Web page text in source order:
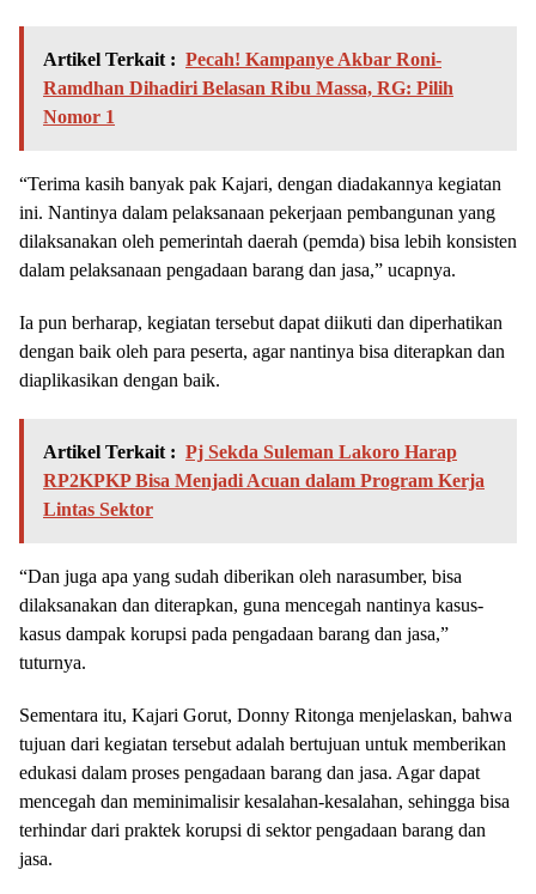
Artikel Terkait : Pecah! Kampanye Akbar Roni-
Ramdhan Dihadiri Belasan Ribu Massa, RG: Pilih
Nomor 1
“Terima kasih banyak pak Kajari, dengan diadakannya kegiatan
ini. Nantinya dalam pelaksanaan pekerjaan pembangunan yang
dilaksanakan oleh pemerintah daerah (pemda) bisa lebih konsisten
dalam pelaksanaan pengadaan barang dan jasa,” ucapnya.
Ia pun berharap, kegiatan tersebut dapat diikuti dan diperhatikan
dengan baik oleh para peserta, agar nantinya bisa diterapkan dan
diaplikasikan dengan baik.
Artikel Terkait : Pj Sekda Suleman Lakoro Harap
RP2KPKP Bisa Menjadi Acuan dalam Program Kerja
Lintas Sektor
“Dan juga apa yang sudah diberikan oleh narasumber, bisa
dilaksanakan dan diterapkan, guna mencegah nantinya kasus-
kasus dampak korupsi pada pengadaan barang dan jasa,”
tuturnya.
Sementara itu, Kajari Gorut, Donny Ritonga menjelaskan, bahwa
tujuan dari kegiatan tersebut adalah bertujuan untuk memberikan
edukasi dalam proses pengadaan barang dan jasa. Agar dapat
mencegah dan meminimalisir kesalahan-kesalahan, sehingga bisa
terhindar dari praktek korupsi di sektor pengadaan barang dan
jasa.